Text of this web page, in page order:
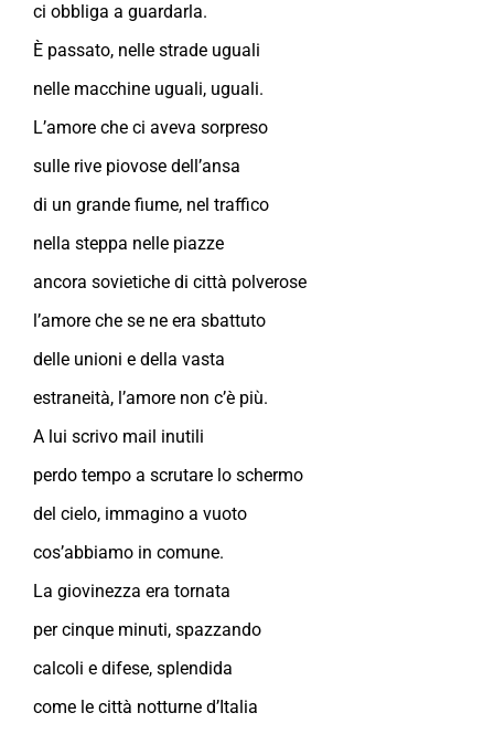
ci obbliga a guardarla.
È passato, nelle strade uguali
nelle macchine uguali, uguali.
L’amore che ci aveva sorpreso
sulle rive piovose dell’ansa
di un grande fiume, nel traffico
nella steppa nelle piazze
ancora sovietiche di città polverose
l’amore che se ne era sbattuto
delle unioni e della vasta
estraneità, l’amore non c’è più.
A lui scrivo mail inutili
perdo tempo a scrutare lo schermo
del cielo, immagino a vuoto
cos’abbiamo in comune.
La giovinezza era tornata
per cinque minuti, spazzando
calcoli e difese, splendida
come le città notturne d’Italia